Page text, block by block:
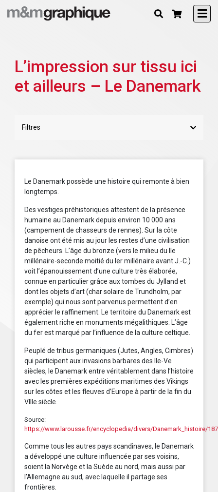
L’impression sur tissu ici
et ailleurs – Le Danemark
Filtres
Le Danemark possède une histoire qui remonte à bien
longtemps.
Des vestiges préhistoriques attestent de la présence
humaine au Danemark depuis environ 10 000 ans
(campement de chasseurs de rennes). Sur la côte
danoise ont été mis au jour les restes d’une civilisation
de pêcheurs. L’âge du bronze (vers le milieu du IIe
millénaire-seconde moitié du Ier millénaire avant J.-C.)
voit l’épanouissement d’une culture très élaborée,
connue en particulier grâce aux tombes du Jylland et
dont les objets d’art (char solaire de Trundholm, par
exemple) qui nous sont parvenus permettent d’en
apprécier le raffinement. Le territoire du Danemark est
également riche en monuments mégalithiques. L’âge
du fer est marqué par l’influence de la culture celtique.
Peuplé de tribus germaniques (Jutes, Angles, Cimbres)
qui participent aux invasions barbares des IIe-Ve
siècles, le Danemark entre véritablement dans l’histoire
avec les premières expéditions maritimes des Vikings
sur les côtes et les fleuves d’Europe à partir de la fin du
VIIIe siècle.
Source:
https://www.larousse.fr/encyclopedia/divers/Danemark_histoire/
Comme tous les autres pays scandinaves, le Danemark
a développé une culture influencée par ses voisins,
soient la Norvège et la Suède au nord, mais aussi par
l’Allemagne au sud, avec laquelle il partage ses
frontières.